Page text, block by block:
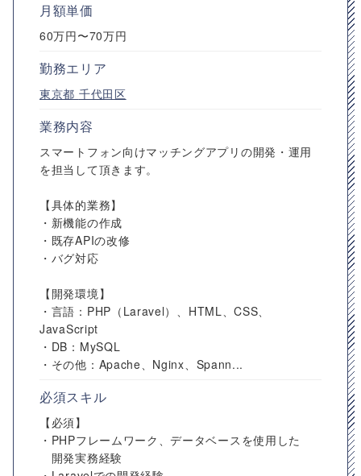
月額単価
60万円〜70万円
勤務エリア
東京都 千代田区
業務内容
スマートフォン向けマッチングアプリの開発・運用
を担当して頂きます。
【具体的業務】
・新機能の作成
・既存APIの改修
・バグ対応
【開発環境】
・言語：PHP（Laravel）、HTML、CSS、
JavaScript
・DB：MySQL
・その他：Apache、Nginx、Spann...
必須スキル
【必須】
・PHPフレームワーク、データベースを使用した
開発実務経験